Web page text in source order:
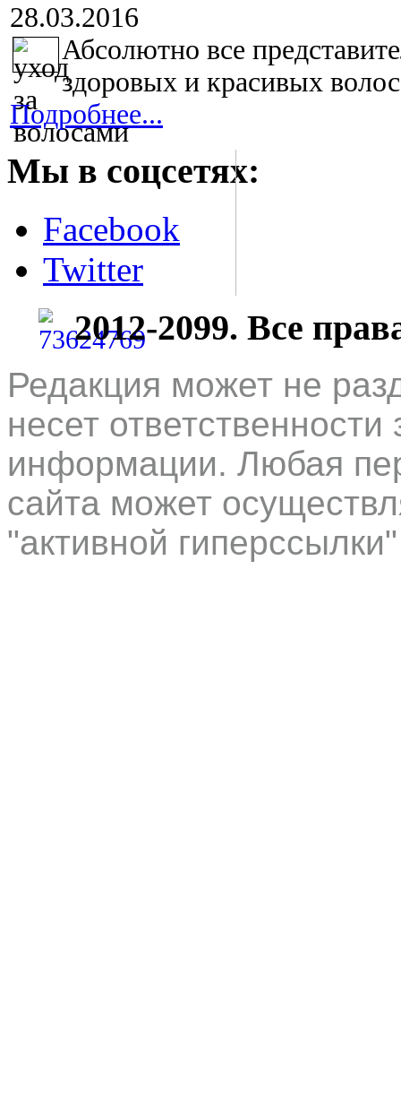
28.03.2016
Абсолютно все
здоровых и красивых
Подробнее...
Мы в соцсетях:
Facebook
Twitter
2012-2099. Все
Редакция может не
несет
информации. Любая
сайта может
"активной